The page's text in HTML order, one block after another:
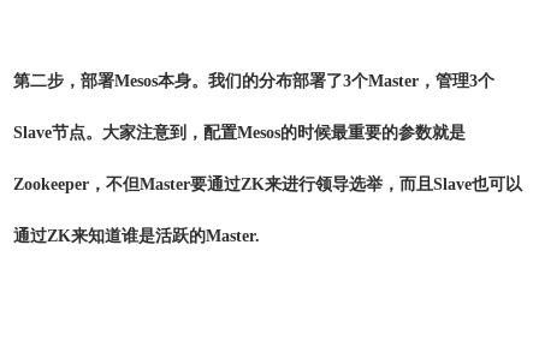
第二步，部署Mesos本身。我们的分布部署了3个Master，管理3个
Slave节点。大家注意到，配置Mesos的时候最重要的参数就是
Zookeeper，不但Master要通过ZK来进行领导选举，而且Slave也可以
通过ZK来知道谁是活跃的Master.